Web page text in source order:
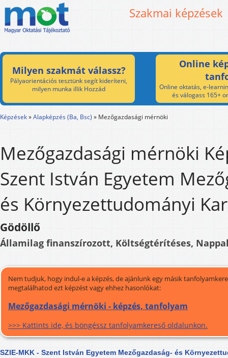
Szakmai képzések
Milyen szakmát válassz?
Pályaorientációs tesztünk segít kideríteni,
milyen munka illik Hozzád
Online
Online oktatás, e-
és válogass 165+
Képzések»Alapképzés (Ba, Bsc) » Mezőgazdasági mérnöki
Mezőgazdasági mérnöki
Szent István Egyetem
és Környezettudományi Kar
Gödöllő
Államilag finanszírozott, Költségtérítéses,
Nem tudjuk, hogy indul-e a képzés, de ajánlunk egy másik
megtalálhatod ezt képzést vagy ehhez hasonlókat:
Mezőgazdasági mérnöki - képzés, tanfolyam
>>> Kattints ide, és böngéssz tanfolyamkereső oldalunkon.
SZIE-MKK - Szent István Egyetem Mezőgazdaság- és